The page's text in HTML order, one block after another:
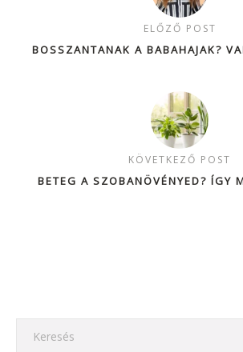
ELŐZŐ POST
BOSSZANTANAK A BABAHAJAK?
KÖVETKEZŐ POST
BETEG A SZOBANÖVÉNYED? ÍGY